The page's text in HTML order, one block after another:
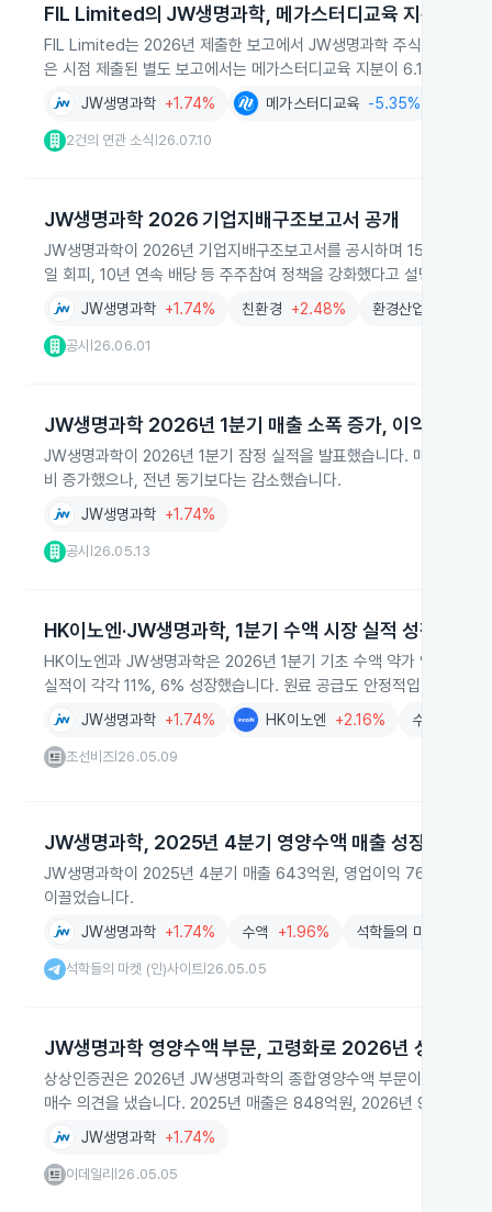
FIL Limited의 JW생명과학, 메가스터디교육 지분 변동
FIL Limited는 2026년 제출한 보고에서 JW생명과학 주식
은 시점 제출된 별도 보고에서는 메가스터디교육 지분이 6.17%에서
JW생명과학 +1.74% 메가스터디교육 -5.35%
2건의 연관 소식 26.07.10
JW생명과학 2026 기업지배구조보고서 공개
JW생명과학이 2026년 기업지배구조보고서를 공시하며 15개 핵심
일 회피, 10년 연속 배당 등 주주참여 정책을 강화했다고 설명합니다.
JW생명과학 +1.74% 친환경 +2.48% 환경산업
공시 26.06.01
JW생명과학 2026년 1분기 매출 소폭 증가, 이익은 전년
JW생명과학이 2026년 1분기 잠정 실적을 발표했습니다. 매출은
비 증가했으나, 전년 동기보다는 감소했습니다.
JW생명과학 +1.74%
공시 26.05.13
HK이노엔·JW생명과학, 1분기 수액 시장 실적 성장
HK이노엔과 JW생명과학은 2026년 1분기 기초 수액 약가 인하 대상
실적이 각각 11%, 6% 성장했습니다. 원료 공급도 안정적입니다.
JW생명과학 +1.74% HK이노엔 +2.16% 수액
조선비즈 26.05.09
JW생명과학, 2025년 4분기 영양수액 매출 성장 견인
JW생명과학이 2025년 4분기 매출 643억원, 영업이익 76억원, 순
이끌었습니다.
JW생명과학 +1.74% 수액 +1.96% 석학들의 마켓 (인)사
석학들의 마켓 (인)사이트 26.05.05
JW생명과학 영양수액 부문, 고령화로 2026년 성장 전망
상상인증권은 2026년 JW생명과학의 종합영양수액 부문이 고령화와
매수 의견을 냈습니다. 2025년 매출은 848억원, 2026년 901억원으
JW생명과학 +1.74%
이데일리 26.05.05